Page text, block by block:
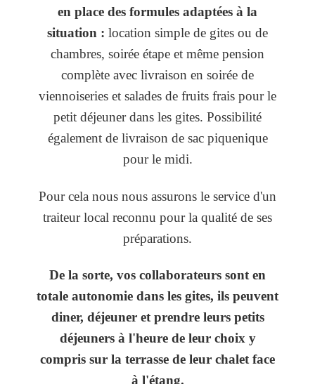
en place des formules adaptées à la
situation : location simple de gites ou de
chambres, soirée étape et même pension
complète avec livraison en soirée de
viennoiseries et salades de fruits frais pour le
petit déjeuner dans les gites. Possibilité
également de livraison de sac piquenique
pour le midi.
Pour cela nous nous assurons le service d'un
traiteur local reconnu pour la qualité de ses
préparations.
De la sorte, vos collaborateurs sont en
totale autonomie dans les gites, ils peuvent
diner, déjeuner et prendre leurs petits
déjeuners à l'heure de leur choix y
compris sur la terrasse de leur chalet face
à l'étang.